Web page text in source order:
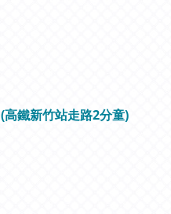
高鐵新竹站走路2分童)